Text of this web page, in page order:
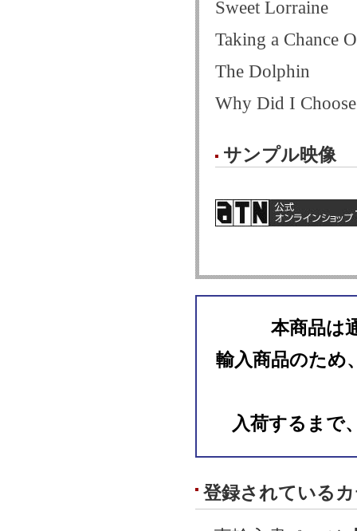
Sweet Lorraine
Taking a Chance
The Dolphin
Why Did I
サンプル映像
本商品は
輸入商品のため
入荷するまで
登録されている